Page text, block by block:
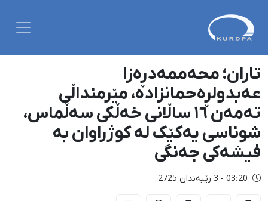
تاران؛ محەممەدڕەزا
عەبدولڕەحمانزادە، مێرمنداڵی
تەمەن ١٦ ساڵانی خەڵکی سەڵماس،
شوناسی یەکێک لە کوژراوان بە
فیشەکی جەنگی
03:20 - 3 رێبەندان 2725